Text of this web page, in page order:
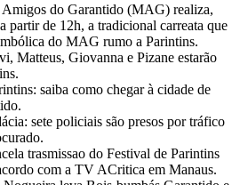
do Garantido (MAG) realiza,
partir de 12h, a tradicional carreata que
do MAG rumo a Parintins.
Matteus, Giovanna e Pizane estarão
saiba como chegar à cidade de
sete policiais são presos por tráfico
trasmissao do Festival de Parintins
com a TV ACritica em Manaus.